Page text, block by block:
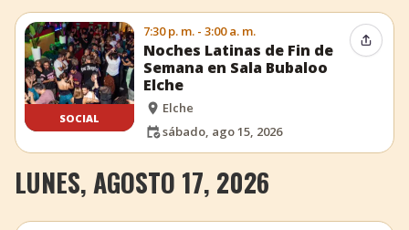
SOCIAL
7:30 p. m. - 3:00 a. m.
Noches Latinas de Fin de
Semana en Sala Bubaloo
Elche
Elche
sábado, ago 15, 2026
LUNES, AGOSTO 17, 2026